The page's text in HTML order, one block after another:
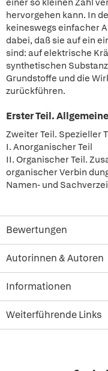
einer so kleinen Zahl
hervorgehen kann. In
keineswegs einfacher
dabei, daß sie auf ein
sind: auf elektrische
synthetischen
Grundstoffe und die
zurückführen.
Erster Teil.
Zweiter Teil. Spezieller
I. Anorganischer Teil
II. Organischer Teil.
organischer Verbin
Namen- und
Bewertungen
Autorinnen & Autoren
Informationen
Weiterführende Links